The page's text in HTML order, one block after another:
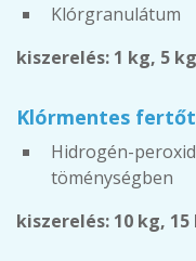
Klórgranulátum
kiszerelés: 1 kg, 5
Klórmentes
Hidrogén-
töménységben
kiszerelés: 10 kg,